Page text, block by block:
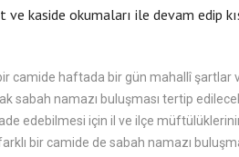
kaside okumaları ile devam edip
camide haftada bir gün mahallî şartlar
sabah namazı buluşması tertip
edebilmesi için il ve ilçe
bir camide de sabah namazı